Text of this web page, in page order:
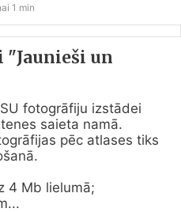
1 min
"Jaunieši un
fotogrāfiju izstādei
saieta namā.
pēc atlases tiks
4 Mb lielumā;